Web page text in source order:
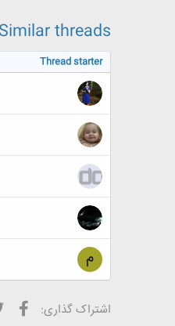
Similar threads
Thread starter
م
اشتراک گذاری: